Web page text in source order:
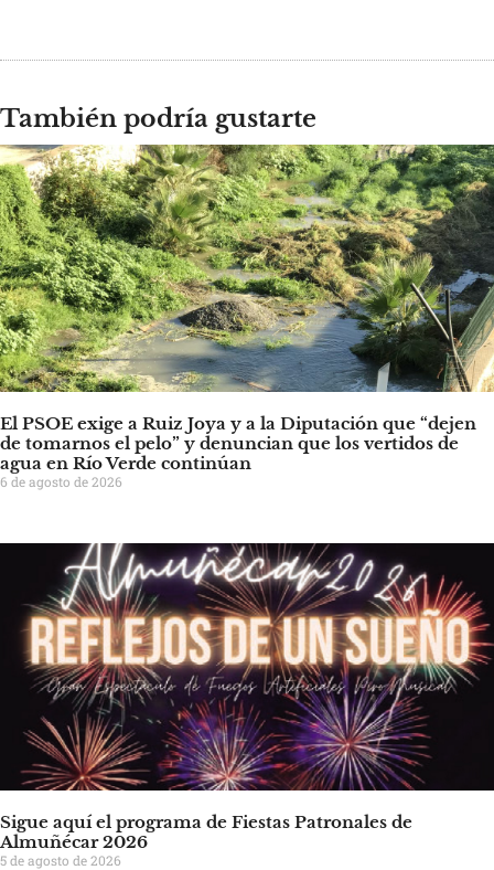
También podría gustarte
El PSOE exige a Ruiz Joya y a la Diputación que “dejen
de tomarnos el pelo” y denuncian que los vertidos de
agua en Río Verde continúan
6 de agosto de 2026
Sigue aquí el programa de Fiestas Patronales de
Almuñécar 2026
5 de agosto de 2026